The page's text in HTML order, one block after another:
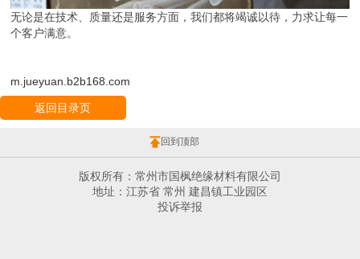
无论是在技术、质量还是服务方面，我们都将竭诚以待，力求让每一
个客户满意。
m.jueyuan.b2b168.com
返回目录页
回到顶部
版权所有：常州市国枫绝缘材料有限公司
地址：江苏省 常州 建昌镇工业园区
投诉举报